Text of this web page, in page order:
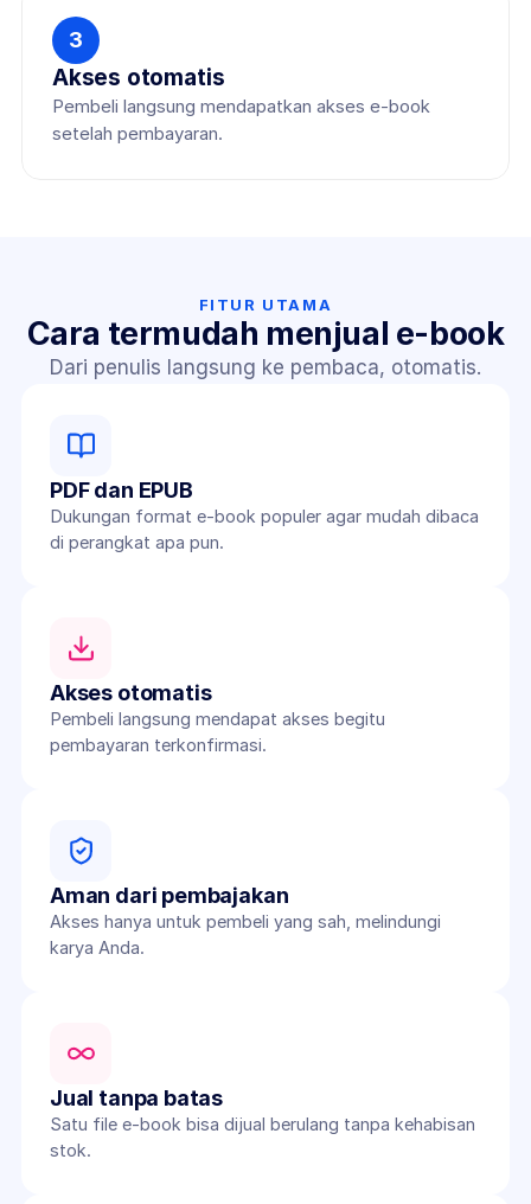
3
Akses otomatis
Pembeli langsung mendapatkan akses e-book
setelah pembayaran.
FITUR UTAMA
Cara termudah menjual e-book
Dari penulis langsung ke pembaca, otomatis.
PDF dan EPUB
Dukungan format e-book populer agar mudah dibaca
di perangkat apa pun.
Akses otomatis
Pembeli langsung mendapat akses begitu
pembayaran terkonfirmasi.
Aman dari pembajakan
Akses hanya untuk pembeli yang sah, melindungi
karya Anda.
Jual tanpa batas
Satu file e-book bisa dijual berulang tanpa kehabisan
stok.